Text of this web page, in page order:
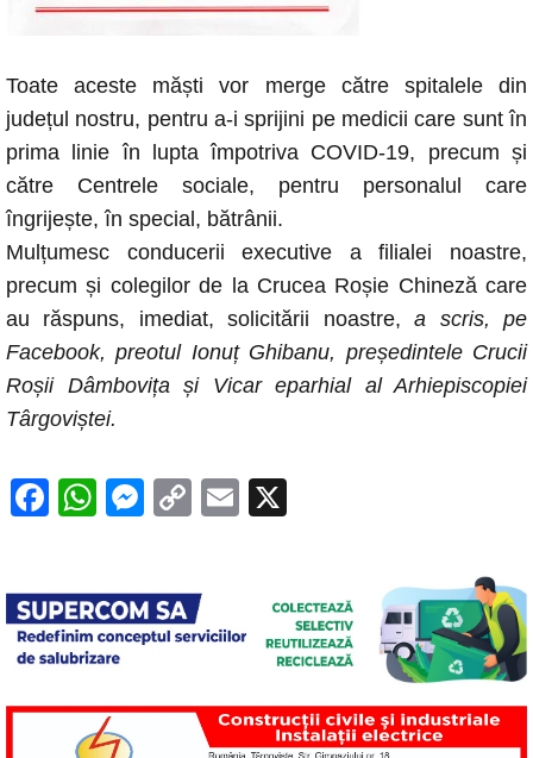
Toate aceste măști vor merge către spitalele din
județul nostru, pentru a-i sprijini pe medicii care sunt în
prima linie în lupta împotriva COVID-19, precum și
către Centrele sociale, pentru personalul care
îngrijește, în special, bătrânii.
Mulțumesc conducerii executive a filialei noastre,
precum și colegilor de la Crucea Roșie Chineză care
au răspuns, imediat, solicitării noastre,a scris, pe
Facebook, preotul Ionuț Ghibanu, președintele Crucii
Roșii Dâmbovița și Vicar eparhial al Arhiepiscopiei
Târgoviștei.
F
e
b
o
W
s
A
p
M
e
n
er
C
y
Li
k
E